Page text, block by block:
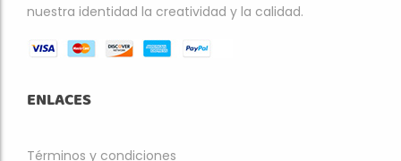
nuestra identidad la creatividad y la calidad.
ENLACES
Términos y condiciones